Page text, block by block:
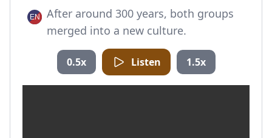
After around 300 years, both groups
merged into a new culture.
0.5x Listen 1.5x